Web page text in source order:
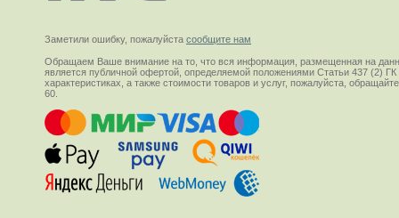
Заметили ошибку, пожалуйста сообщите нам
Обращаем Ваше внимание на то, что вся информация, размещенная на
является публичной офертой, определяемой положениями Статьи 437 (2)
характеристиках, а также стоимости товаров и услуг, пожалуйста,
60.